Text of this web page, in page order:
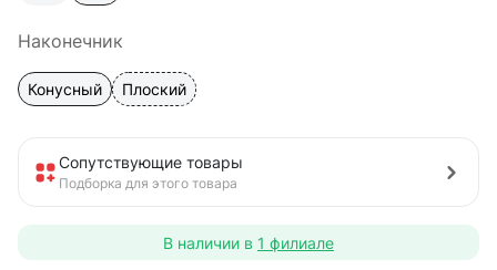
Наконечник
Конусный Плоский
Сопутствующие товары
Подборка для этого товара
В наличии в 1 филиале